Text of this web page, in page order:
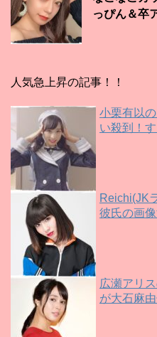
っぴん＆卒
人気急上昇の記事！！
小栗有以
い殺到！
Reichi(JK
彼氏の画
広瀬アリ
が大石麻